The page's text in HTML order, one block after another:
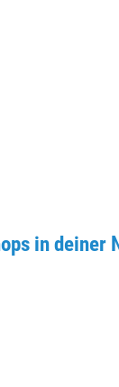
in deiner